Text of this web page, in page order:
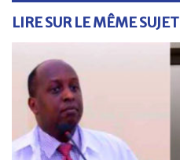
LIRE SUR LE MÊME SUJET